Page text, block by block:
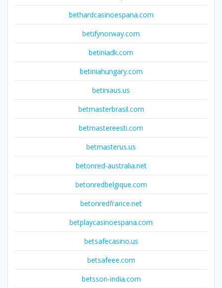
bethardcasinoespana.com
betifynorway.com
betiniadk.com
betiniahungary.com
betiniaus.us
betmasterbrasil.com
betmastereesti.com
betmasterus.us
betonred-australia.net
betonredbelgique.com
betonredfrance.net
betplaycasinoespana.com
betsafecasino.us
betsafeee.com
betsson-india.com